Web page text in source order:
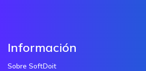
Información
Sobre SoftDoit